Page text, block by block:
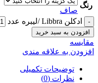
رنگ
صاف
ادکلن Libbra /لیبره عدد
افزودن به سبد خرید
مقايسه
افزودن به علاقه مندی
توضیحات تکمیلی
نظرات (0)